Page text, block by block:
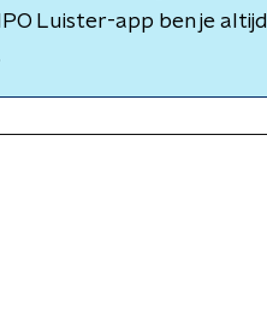
Luister-app ben je